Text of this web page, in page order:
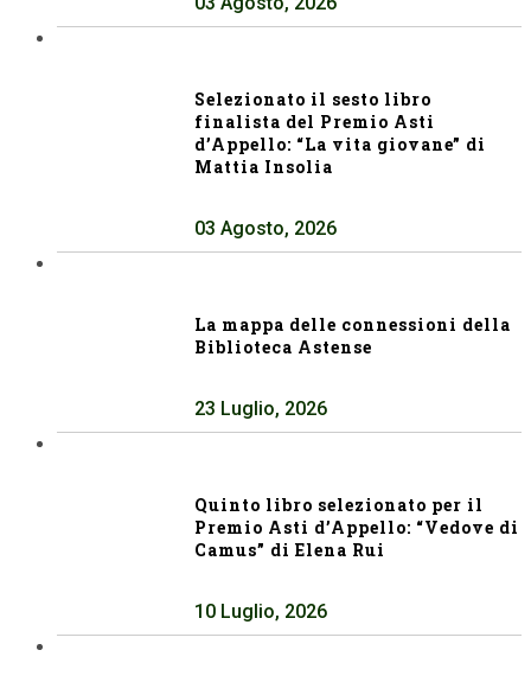
Selezionato il sesto libro
finalista del Premio Asti
d’Appello: “La vita giovane” di
Mattia Insolia
03 Agosto, 2026
La mappa delle connessioni della
Biblioteca Astense
23 Luglio, 2026
Quinto libro selezionato per il
Premio Asti d’Appello: “Vedove di
Camus” di Elena Rui
10 Luglio, 2026